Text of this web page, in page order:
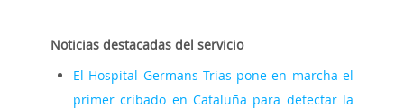
Noticias destacadas del servicio
El Hospital Germans Trias pone en marcha el
primer cribado en Cataluña para detectar la